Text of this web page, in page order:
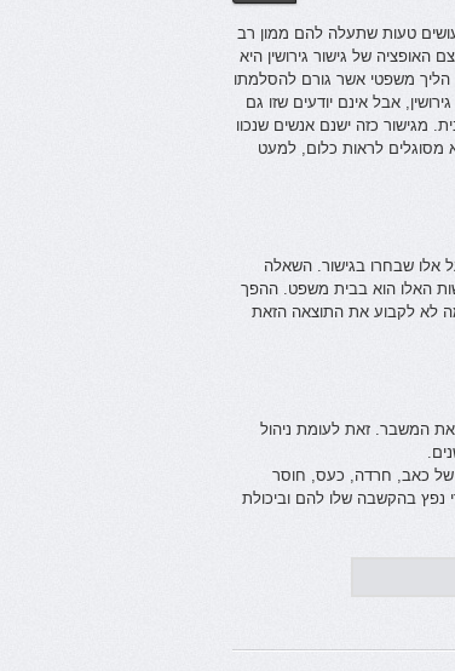
עושים טעות שתעלה להם ממון רב
של גישור גירושין היא
הליך משפטי אשר גורם להסלמתו
אבל אינם יודעים שזו גם
מגישור כזה ישנם אנשים שנכוו
מסוגלים לראות כלום, למעט
אלו שבחרו בגישור. השאלה
האלו הוא בבית משפט. ההפך
לא לקבוע את התוצאה הזאת
המשבר. זאת לעומת ניהול
של כאב, חרדה, כעס, חוסר
נפץ בהקשבה שלו להם וביכולת